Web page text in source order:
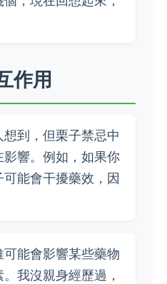
作用
到，但栗子禁忌中
響。例如，如果你
能會干擾藥效，因
能會影響某些藥物
我沒親身經歷過，